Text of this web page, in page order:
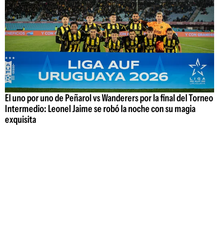
El uno por uno de Peñarol vs Wanderers por la final del Torneo
Intermedio: Leonel Jaime se robó la noche con su magia
exquisita